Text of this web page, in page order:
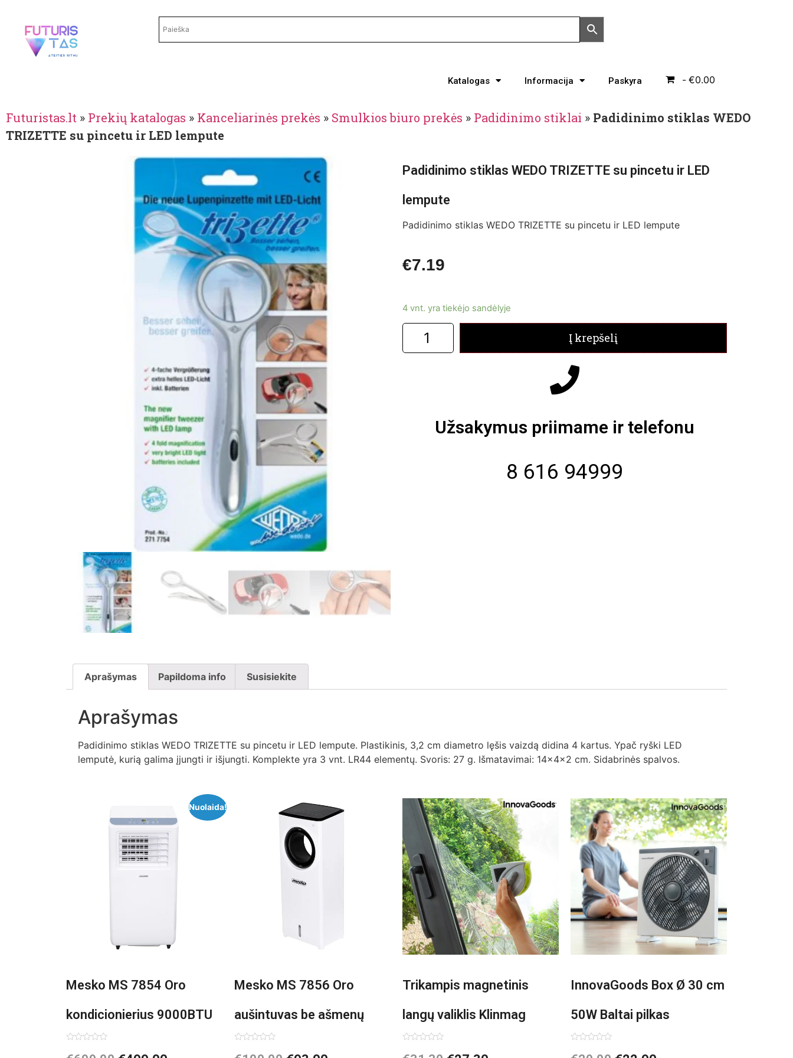
Katalogas Informacija Paskyra €0.00
Futuristas.lt » Prekių katalogas » Kanceliarinės prekės » Smulkios biuro prekės » Padidinimo stiklai » Padidinimo stiklas WEDO
TRIZETTE su pincetu ir LED lempute
Padidinimo stiklas WEDO TRIZETTE su pincetu ir LED
lempute
Padidinimo stiklas WEDO TRIZETTE su pincetu ir LED lempute
€7.19
4 vnt. yra tiekėjo sandėlyje
Į krepšelį
Užsakymus priimame ir telefonu
8 616 94999
Aprašymas Papildoma info Susisiekite
Aprašymas
Padidinimo stiklas WEDO TRIZETTE su pincetu ir LED lempute. Plastikinis, 3,2 cm diametro lęšis vaizdą didina 4 kartus. Ypač ryški LED
lemputė, kurią galima įjungti ir išjungti. Komplekte yra 3 vnt. LR44 elementų. Svoris: 27 g. Išmatavimai: 14x4x2 cm. Sidabrinės spalvos.
Nuolaida!
Mesko MS 7854 Oro
kondicionierius 9000BTU
0
Mesko MS 7856 Oro
aušintuvas be ašmenų
3in1
0
Trikampis magnetinis
langų valiklis Klinmag
InnovaGoods
0
InnovaGoods Box Ø 30 cm
50W Baltai pilkas
pastatomas ventiliatorius
0